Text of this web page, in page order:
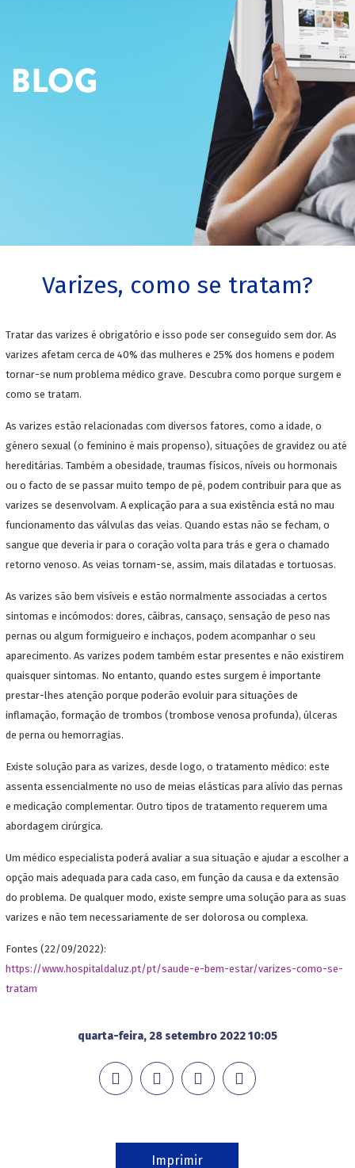
Varizes, como se tratam?
Tratar das varizes é obrigatório e isso pode ser conseguido sem dor. As
varizes afetam cerca de 40% das mulheres e 25% dos homens e podem
tornar-se num problema médico grave. Descubra como porque surgem e
como se tratam.
As varizes estão relacionadas com diversos fatores, como a idade, o
género sexual (o feminino é mais propenso), situações de gravidez ou até
hereditárias. Também a obesidade, traumas físicos, níveis ou hormonais
ou o facto de se passar muito tempo de pé, podem contribuir para que as
varizes se desenvolvam. A explicação para a sua existência está no mau
funcionamento das válvulas das veias. Quando estas não se fecham, o
sangue que deveria ir para o coração volta para trás e gera o chamado
retorno venoso. As veias tornam-se, assim, mais dilatadas e tortuosas.
As varizes são bem visíveis e estão normalmente associadas a certos
sintomas e incómodos: dores, cãibras, cansaço, sensação de peso nas
pernas ou algum formigueiro e inchaços, podem acompanhar o seu
aparecimento. As varizes podem também estar presentes e não existirem
quaisquer sintomas. No entanto, quando estes surgem é importante
prestar-lhes atenção porque poderão evoluir para situações de
inflamação, formação de trombos (trombose venosa profunda), úlceras
de perna ou hemorragias.
Existe solução para as varizes, desde logo, o tratamento médico: este
assenta essencialmente no uso de meias elásticas para alívio das pernas
e medicação complementar. Outro tipos de tratamento requerem uma
abordagem cirúrgica.
Um médico especialista poderá avaliar a sua situação e ajudar a escolher a
opção mais adequada para cada caso, em função da causa e da extensão
do problema. De qualquer modo, existe sempre uma solução para as suas
varizes e não tem necessariamente de ser dolorosa ou complexa.
Fontes (22/09/2022):
https://www.hospitaldaluz.pt/pt/saude-e-bem-estar/varizes-como-se-
tratam
quarta-feira, 28 setembro 2022 10:05
Imprimir